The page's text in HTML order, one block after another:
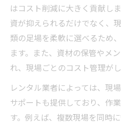
はコスト削減に大きく貢献し
資が抑えられるだけでなく、
類の足場を柔軟に選べるため
ます。また、資材の保管やメ
れ、現場ごとのコスト管理が
レンタル業者によっては、現
サポートも提供しており、作
す。例えば、複数現場を同時